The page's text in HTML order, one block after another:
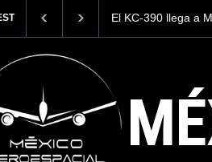
Brasil refuerza su relación con